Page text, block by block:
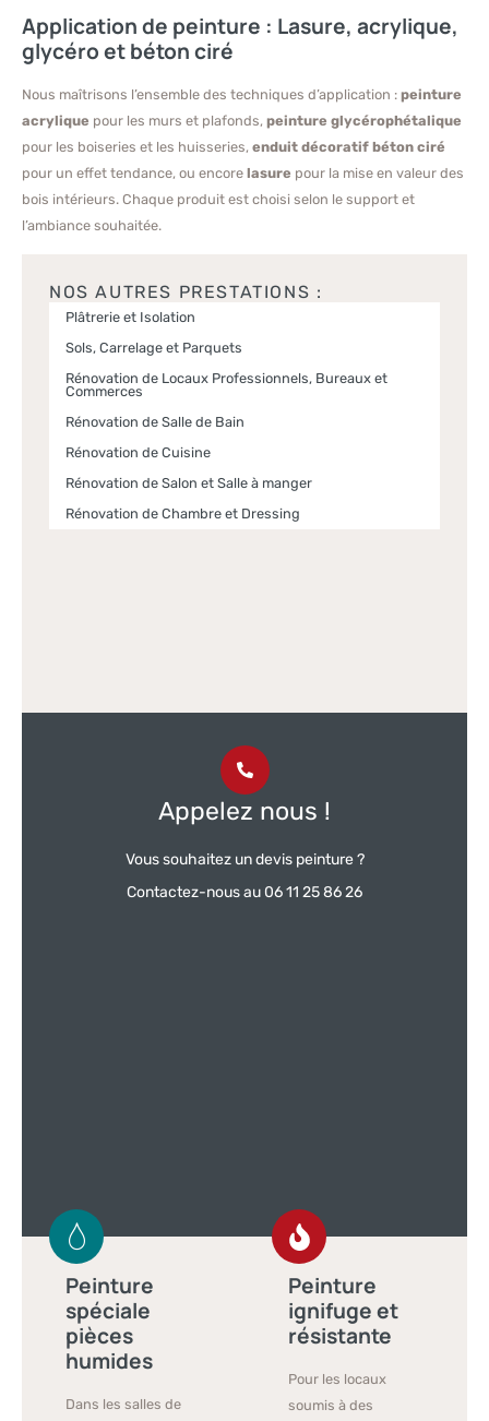
Application de peinture : Lasure, acrylique,
glycéro et béton ciré
Nous maîtrisons l’ensemble des techniques d’application : peinture
acrylique pour les murs et plafonds, peinture glycérophétalique
pour les boiseries et les huisseries, enduit décoratif béton ciré
pour un effet tendance, ou encore lasure pour la mise en valeur des
bois intérieurs. Chaque produit est choisi selon le support et
l’ambiance souhaitée.
NOS AUTRES PRESTATIONS :
Plâtrerie et Isolation
Sols, Carrelage et Parquets
Rénovation de Locaux Professionnels, Bureaux et
Commerces
Rénovation de Salle de Bain
Rénovation de Cuisine
Rénovation de Salon et Salle à manger
Rénovation de Chambre et Dressing
Appelez nous !
Vous souhaitez un devis peinture ?
Contactez-nous au 06 11 25 86 26
Peinture
spéciale
pièces
humides
Dans les salles de
Peinture
ignifuge et
résistante
Pour les locaux
soumis à des